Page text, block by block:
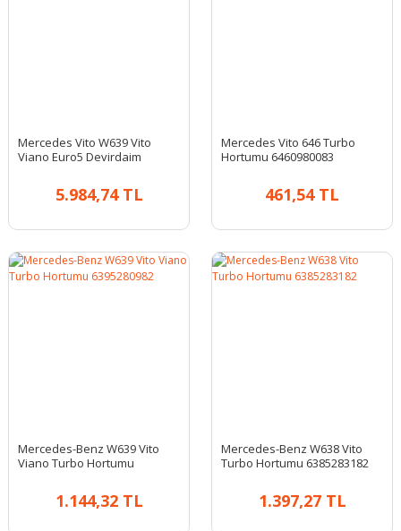
Mercedes Vito W639 Vito
Viano Euro5 Devirdaim
5.984,74 TL
Mercedes Vito 646 Turbo
Hortumu 6460980083
461,54 TL
Mercedes-Benz W639 Vito
Viano Turbo Hortumu
1.144,32 TL
Mercedes-Benz W638 Vito
Turbo Hortumu 6385283182
1.397,27 TL